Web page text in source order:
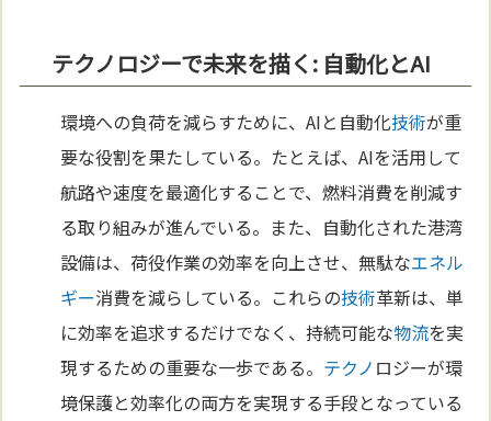
テクノロジーで未来を描く: 自動化とAI
環境への負荷を減らすために、AIと自動化技術が重
要な役割を果たしている。たとえば、AIを活用して
航路や速度を最適化することで、燃料消費を削減す
る取り組みが進んでいる。また、自動化された港湾
設備は、荷役作業の効率を向上させ、無駄なエネル
ギー消費を減らしている。これらの技術革新は、単
に効率を追求するだけでなく、持続可能な物流を実
現するための重要な一歩である。 テクノ ロジーが環
境保護と効率化の両方を実現する手段となっている